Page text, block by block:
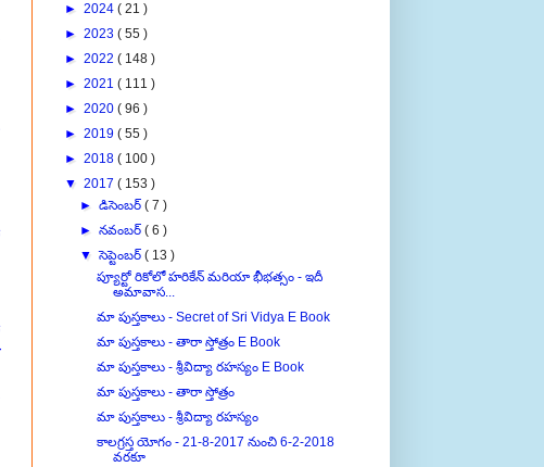
► 2024 ( 21 )
► 2023 ( 55 )
► 2022 ( 148 )
► 2021 ( 111 )
► 2020 ( 96 )
► 2019 ( 55 )
► 2018 ( 100 )
▼ 2017 ( 153 )
►డిసెంబర్( 7 )
►నవంబర్( 6 )
▼సెప్టెంబర్( 13 )
ప్యూర్టో రికోలో హరికేన్ మరియా భీభత్సం - ఇదీ
అమావాస...
మా పుస్తకాలు - Secret of Sri Vidya E Book
మా పుస్తకాలు - తారా స్తోత్రం E Book
మా పుస్తకాలు - శ్రీవిద్యా రహస్యం E Book
మా పుస్తకాలు - తారా స్తోత్రం
మా పుస్తకాలు - శ్రీవిద్యా రహస్యం
కాలగ్రస్త యోగం - 21-8-2017 నుంచి 6-2-2018
వరకూ